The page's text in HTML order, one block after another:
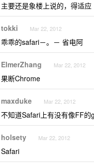
主要还是象楼上说的，得适应
tokki Mar 22, 2012
乖乖的safari－。－ 省电阿
ElmerZhang Mar 22, 2012
果断Chrome
maxduke Mar 22, 2012
不知道Safari上有没有像FF
holsety Mar 22, 2012
Safari